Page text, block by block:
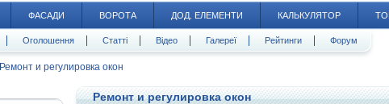
ФАСАДИ ВОРОТА ДОД. ЕЛЕМЕНТИ КАЛЬКУЛЯТОР
Оголошення Статті Відео Галереї Рейтинги Форум
Ремонт и регулировка окон
Ремонт и регулировка окон